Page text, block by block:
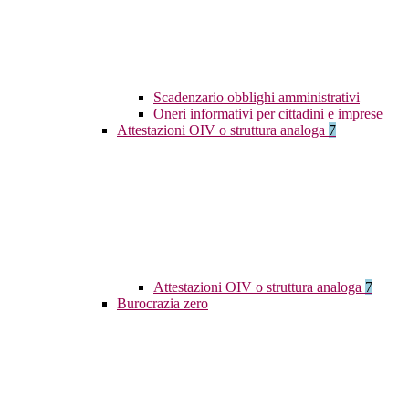
Scadenzario obblighi amministrativi
Oneri informativi per cittadini e imprese
Attestazioni OIV o struttura analoga 7
Attestazioni OIV o struttura analoga 7
Burocrazia zero